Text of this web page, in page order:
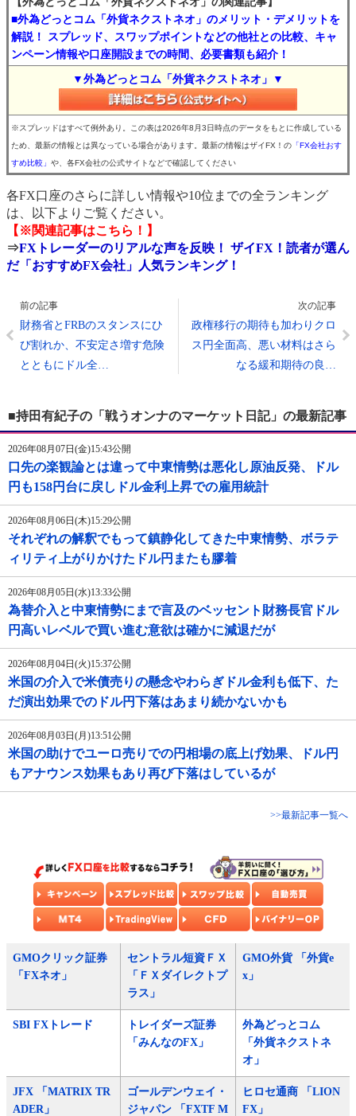
■外為どっとコム「外貨ネクストネオ」のメリット・デメリットを
解説！ スプレッド、スワップポイントなどの他社との比較、キャ
ンペーン情報や口座開設までの時間、必要書類も紹介！
▼外為どっとコム「外貨ネクストネオ」▼
※スプレッドはすべて例外あり。この表は2026年8月3日時点のデータをもとに作成している
ため、最新の情報とは異なっている場合があります。最新の情報はザイFX！の 「FX会社おす
すめ比較」 や、各FX会社の公式サイトなどで確認してください
各FX口座のさらに詳しい情報や10位までの全ランキング
は、以下よりご覧ください。
【※関連記事はこちら！】
⇒FXトレーダーのリアルな声を反映！ ザイFX！読者が選ん
だ「おすすめFX会社」人気ランキング！
前の記事
財務省とFRBのスタンスにひ
び割れか、不安定さ増す危険
とともにドル全…
次の記事
政権移行の期待も加わりクロ
ス円全面高、悪い材料はさら
なる緩和期待の良…
■持田有紀子の「戦うオンナのマーケット日記」の最新記事
2026年08月07日(金)15:43公開
口先の楽観論とは違って中東情勢は悪化し原油反発、ドル
円も158円台に戻しドル金利上昇での雇用統計
2026年08月06日(木)15:29公開
それぞれの解釈でもって鎮静化してきた中東情勢、ボラテ
ィリティ上がりかけたドル円またも膠着
2026年08月05日(水)13:33公開
為替介入と中東情勢にまで言及のベッセント財務長官ドル
円高いレベルで買い進む意欲は確かに減退だが
2026年08月04日(火)15:37公開
米国の介入で米債売りの懸念やわらぎドル金利も低下、た
だ演出効果でのドル円下落はあまり続かないかも
2026年08月03日(月)13:51公開
米国の助けでユーロ売りでの円相場の底上げ効果、ドル円
もアナウンス効果もあり再び下落はしているが
>>最新記事一覧へ
GMOクリック証券
「FXネオ」
セントラル短資ＦＸ
「ＦＸダイレクトプ
ラス」
GMO外貨 「外貨e
x」
SBI FXトレード
トレイダーズ証券
「みんなのFX」
外為どっとコム
「外貨ネクストネ
オ」
JFX 「MATRIX TR
ADER」
ゴールデンウェイ・
ジャパン 「FXTF M
ヒロセ通商 「LION
FX」